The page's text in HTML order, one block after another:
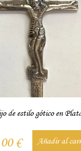
de estilo gótico en
€ Añadir al